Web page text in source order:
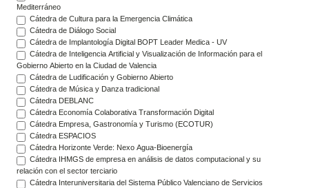
Mediterráneo
Cátedra de Cultura para la Emergencia Climática
Cátedra de Diálogo Social
Cátedra de Implantología Digital BOPT Leader Medica - UV
Cátedra de Inteligencia Artificial y Visualización de Información para el
Gobierno Abierto en la Ciudad de Valencia
Cátedra de Ludificación y Gobierno Abierto
Cátedra de Música y Danza tradicional
Cátedra DEBLANC
Cátedra Economía Colaborativa Transformación Digital
Cátedra Empresa, Gastronomía y Turismo (ECOTUR)
Cátedra ESPACIOS
Cátedra Horizonte Verde: Nexo Agua-Bioenergía
Cátedra IHMGS de empresa en análisis de datos computacional y su
relación con el sector terciario
Cátedra Interuniversitaria del Sistema Público Valenciano de Servicios